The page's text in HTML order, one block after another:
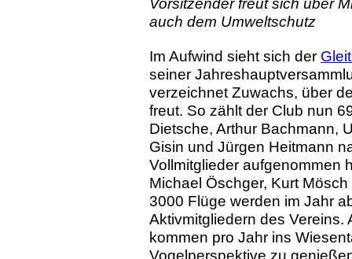
auch dem Umweltschutz
Im Aufwind sieht sich der
seiner
verzeichnet Zuwachs, über
freut. So zählt der Club nun
Dietsche, Arthur Bachmann,
Gisin und Jürgen Heitmann
Vollmitglieder aufgenommen
Michael Öschger, Kurt
3000 Flüge werden im Jahr
Aktivmitgliedern des
kommen pro Jahr ins
Vogelperspektive zu